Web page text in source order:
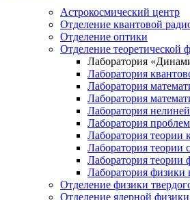
Астрокосмический центр
Отделение квантовой
Отделение оптики
Отделение
Лаборатория
Лаборатория
Лаборатория
Лаборатория
Лаборатория
Лаборатория
Лаборатория теории
Лаборатория теории
Лаборатория теории
Лаборатория физики
Отделение физики
Отделение ядерной